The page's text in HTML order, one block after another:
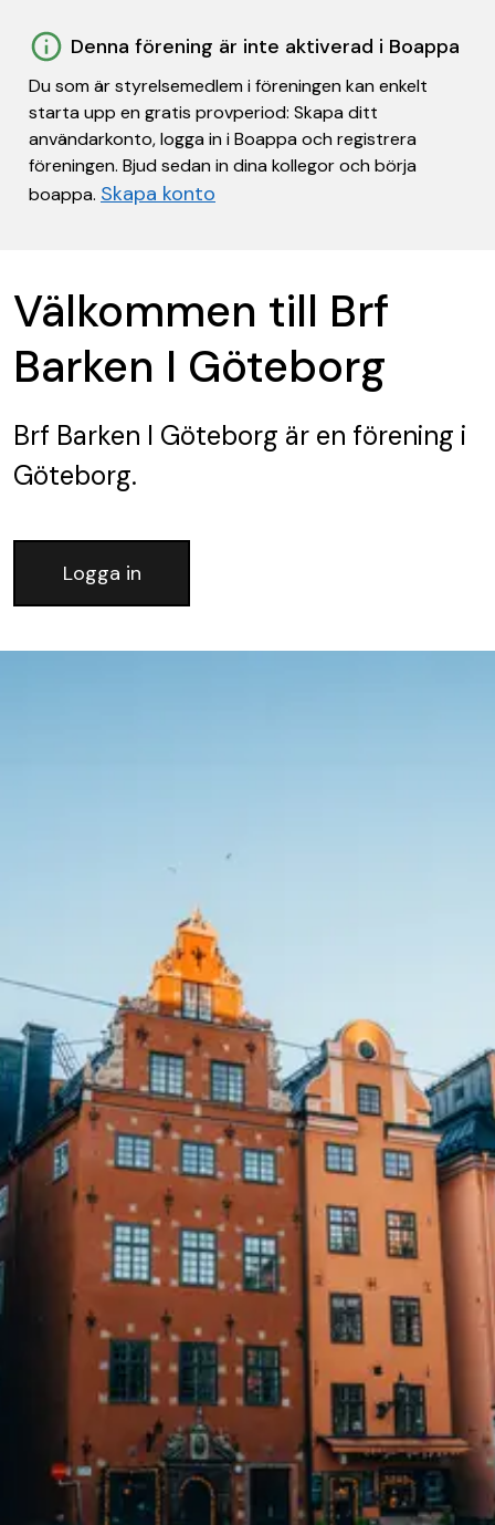
Denna förening är inte aktiverad i Boappa
Du som är styrelsemedlem i föreningen kan enkelt
starta upp en gratis provperiod: Skapa ditt
användarkonto, logga in i Boappa och registrera
föreningen. Bjud sedan in dina kollegor och börja
boappa. Skapa konto
Välkommen till Brf
Barken I Göteborg
Brf Barken I Göteborg är en förening i
Göteborg.
Logga in